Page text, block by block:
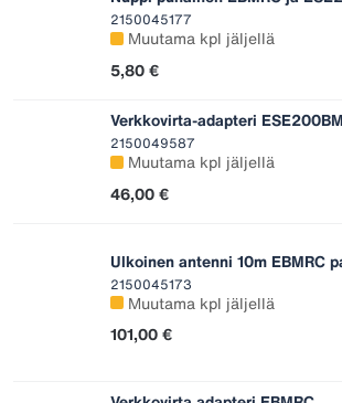
2150045177
Muutama kpl jäljellä
5,80 €
Verkkovirta-adapteri
2150049587
Muutama kpl jäljellä
46,00 €
Ulkoinen antenni 10m EBMRC
2150045173
Muutama kpl jäljellä
101,00 €